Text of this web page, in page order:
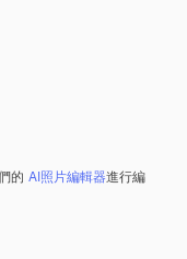
的 AI照片編輯器進行編